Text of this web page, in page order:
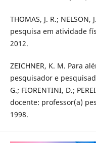
THOMAS, J. R.; NELSON,
pesquisa em atividade
2012.
ZEICHNER, K. M. Para
pesquisador e
G.; FIORENTINI, D.;
docente: professor(a)
1998.